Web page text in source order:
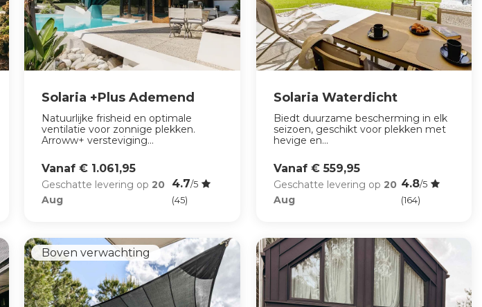
Solaria +Plus Ademend
Natuurlijke frisheid en optimale
ventilatie voor zonnige plekken.
Arroww+ versteviging...
Vanaf € 1.061,95
Geschatte levering op20
Aug
4.7/5
(45)
Solaria Waterdicht
Biedt duurzame bescherming in elk
seizoen, geschikt voor plekken met
hevige en...
Vanaf € 559,95
Geschatte levering op 20
Aug
4.8/5
(164)
Boven verwachting